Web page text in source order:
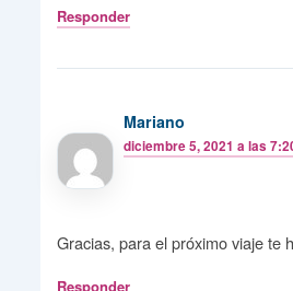
Responder
Mariano
diciembre 5, 2021 a las
Gracias, para el próximo viaje te
Responder